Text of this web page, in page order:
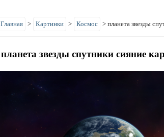
Главная > Картинки > Космос > планета звезды
планета звезды спутники сияние